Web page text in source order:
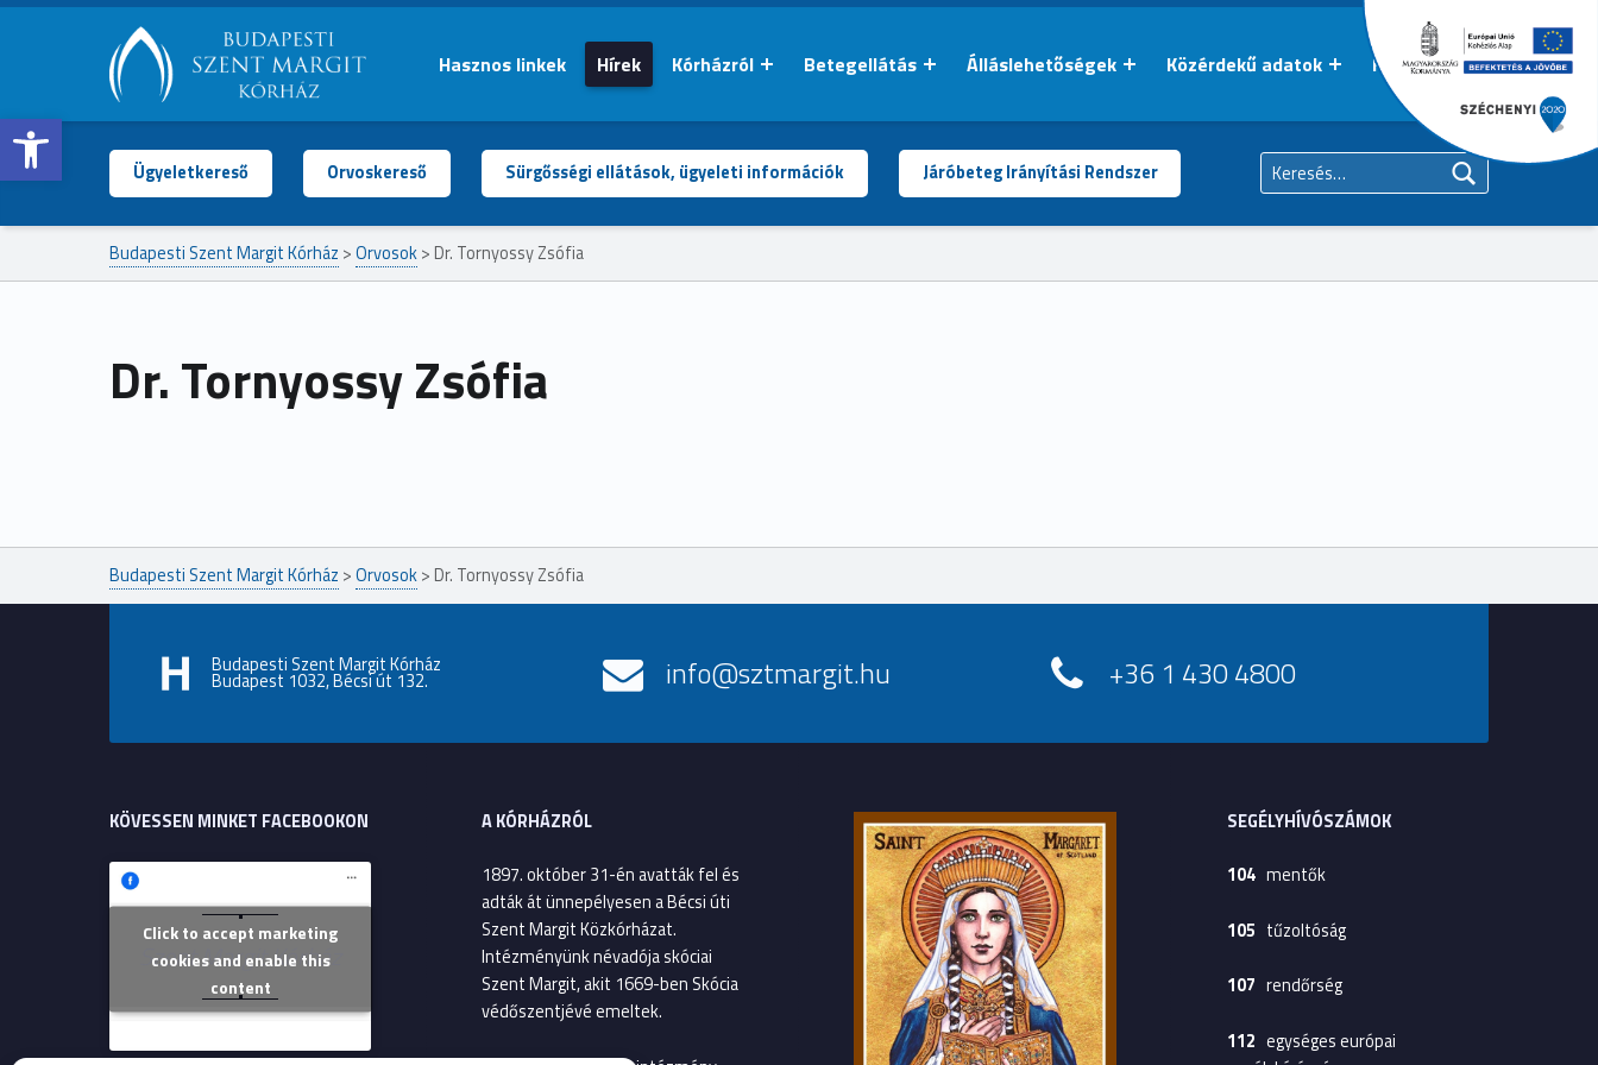
Open toolbar BUDAPESTI
SZENT
MARGIT
KÓRHÁZ
Hasznos linkek Hírek Kórházról Betegellátás Álláslehetőségek Közérdekű adatok Kapcsolat
Ügyeletkereső Orvoskereső Sürgősségi ellátások, ügyeleti információk Járóbeteg Irányítási Rendszer
Budapesti Szent Margit Kórház >Orvosok> Dr. Tornyossy Zsófia
Dr. Tornyossy Zsófia
Budapesti Szent Margit Kórház >Orvosok> Dr. Tornyossy Zsófia
Budapesti Szent Margit Kórház
Budapest 1032, Bécsi út 132. info@sztmargit.hu +36 1 430 4800
KÖVESSEN MINKET FACEBOOKON
Szent Margit Kórház
Click to accept marketing
cookies and enable this
content
A KÓRHÁZRÓL
1897. október 31-én avatták fel és
adták át ünnepélyesen a Bécsi úti
Szent Margit Közkórházat.
Intézményünk névadója skóciai
Szent Margit, akit 1669-ben Skócia
védőszentjévé emeltek.
SEGÉLYHÍVÓSZÁMOK
104mentők
105 tűzoltóság
107 rendőrség
112 egységes európai